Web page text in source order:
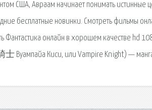
США, Авраам начинает понимать истинные
бесплатные новинки. Смотреть фильмы
Фантастика онлайн в хорошем качестве hd
Вуампайа Киси, или Vampire Knight) — манга